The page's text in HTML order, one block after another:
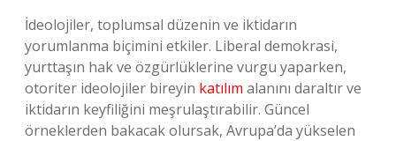
İdeolojiler, toplumsal düzenin ve iktidarın
yorumlanma biçimini etkiler. Liberal demokrasi,
yurttaşın hak ve özgürlüklerine vurgu yaparken,
otoriter ideolojiler bireyin katılım alanını daraltır ve
iktidarın keyfiliğini meşrulaştırabilir. Güncel
örneklerden bakacak olursak, Avrupa’da yükselen